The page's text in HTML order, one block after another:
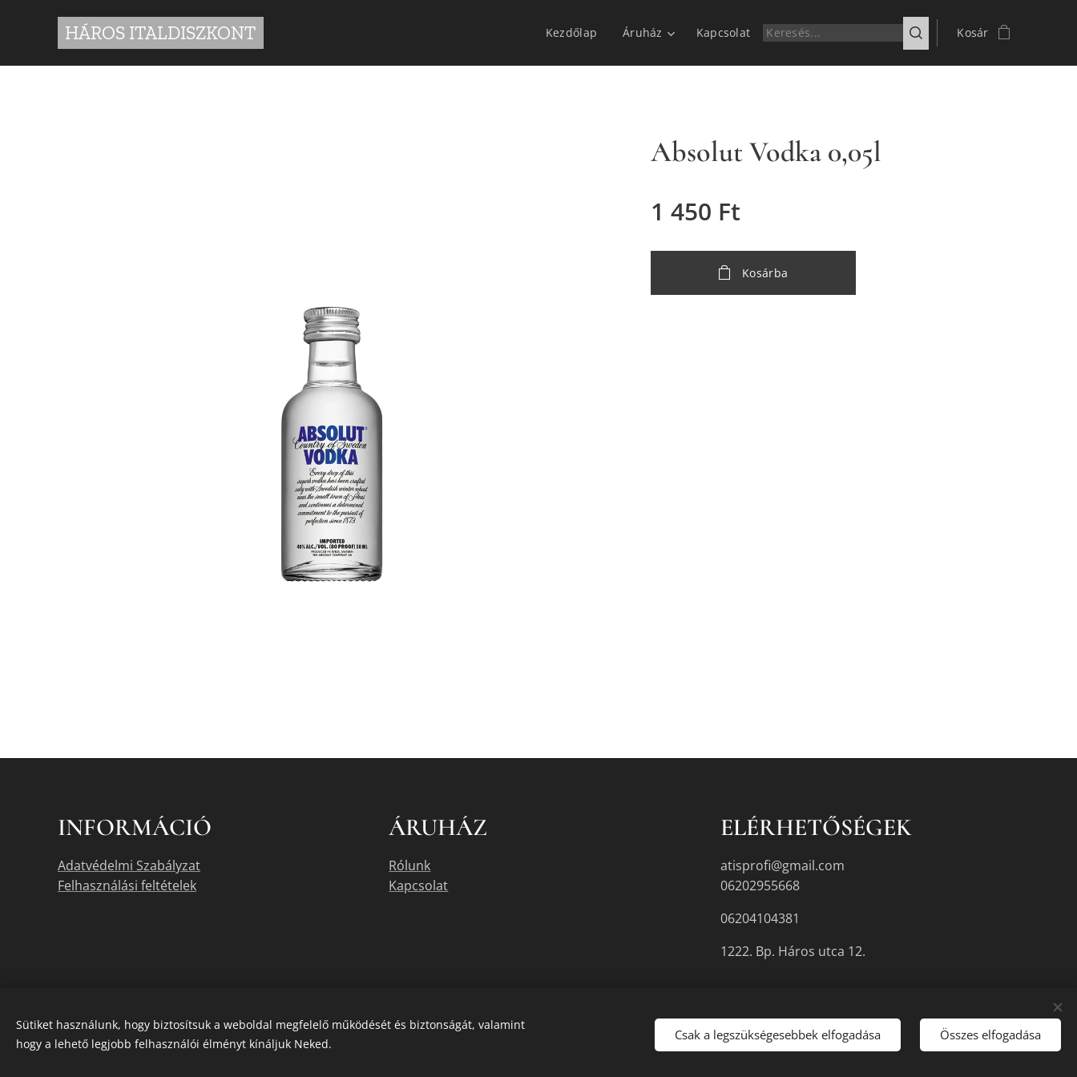
HÁROS ITALDISZKONT Kezdőlap Áruház Kapcsolat Kosár
Absolut Vodka 0,05l
1 450 Ft
Kosárba
INFORMÁCIÓ
Adatvédelmi Szabályzat
Felhasználási feltételek
ÁRUHÁZ
Rólunk
Kapcsolat
ELÉRHETŐSÉGEK
atisprofi@gmail.com
06202955668
06204104381
1222. Bp. Háros utca 12.
A termékek aktuális készletéről érdeklődjön az üzletben, vagy a megadott elérhetőségek egyikén. Sütik
Sütiket használunk, hogy biztosítsuk a weboldal megfelelő működését és biztonságát, valamint
hogy a lehető legjobb felhasználói élményt kínáljuk Neked.
Csak a legszükségesebbek elfogadása Összes elfogadása